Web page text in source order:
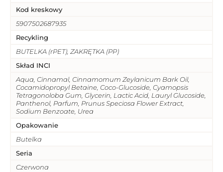
Kod kreskowy
5907502687935
Recykling
BUTELKA (rPET), ZAKRĘTKA (PP)
Skład INCI
Aqua, Cinnamal, Cinnamomum Zeylanicum Bark Oil,
Cocamidopropyl Betaine, Coco-Glucoside, Cyamopsis
Tetragonoloba Gum, Glycerin, Lactic Acid, Lauryl Glucoside,
Panthenol, Parfum, Prunus Speciosa Flower Extract,
Sodium Benzoate, Urea
Opakowanie
Butelka
Seria
Czerwona